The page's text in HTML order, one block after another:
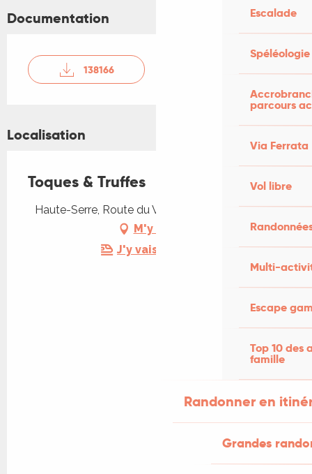
Escalade
Spéléologie
parcours
Via Ferrata
Vol libre
Multi-
Escape
Top 10 des
famille
Randonner en
Grandes
Documentation
138166
Localisation
Toques & Truffes
Haute-Serre, Route du Vignoble, 46230 Cieurac
M'y rendre
J'y vais en train !